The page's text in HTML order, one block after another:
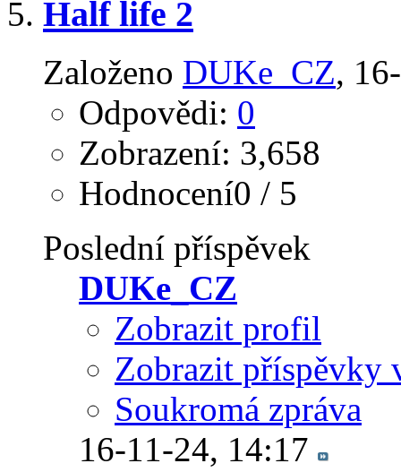
Half life 2
Založeno DUKe_CZ‎,
Odpovědi: 0
Zobrazení: 3,658
Hodnocení0 / 5
Poslední příspěvek
DUKe_CZ
Zobrazit profil
Zobrazit příspěvky
Soukromá zpráva
16-11-24, 14:17